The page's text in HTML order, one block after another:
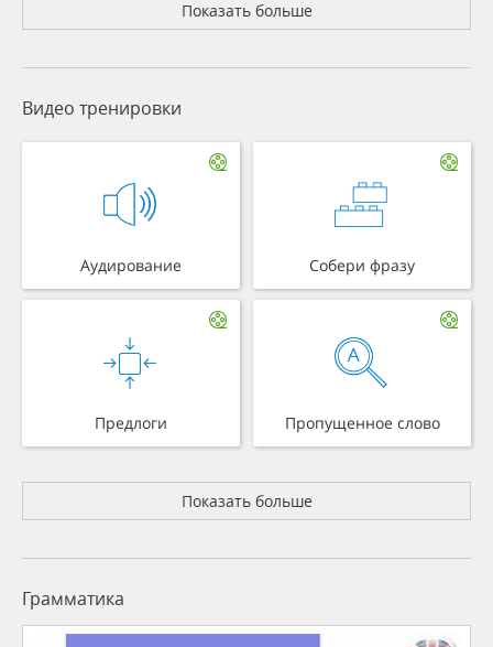
Показать больше
Видео тренировки
Аудирование Собери фразу
Предлоги Пропущенное слово
Показать больше
Грамматика